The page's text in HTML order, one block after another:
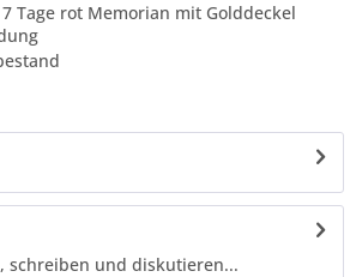
Tage rot Memorian mit Golddeckel
schreiben und diskutieren...